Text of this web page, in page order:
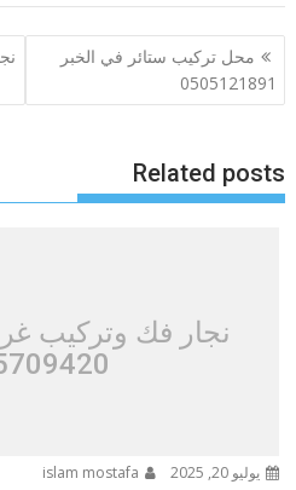
تصفّح
المقالات
محل تركيب ستائر في الخبر
0505121891
Related posts
نجار فك وتركيب
يوليو 20, 2025